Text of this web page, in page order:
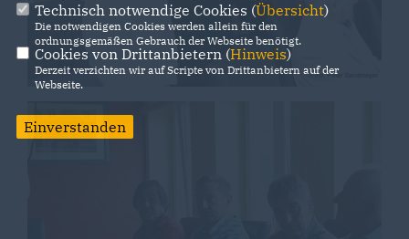
Technisch notwendige Cookies (Übersicht)
Die notwendigen Cookies werden allein für den
ordnungsgemäßen Gebrauch der Webseite benötigt.
Cookies von Drittanbietern (Hinweis)
Derzeit verzichten wir auf Scripte von Drittanbietern auf der
Webseite.
Einverstanden